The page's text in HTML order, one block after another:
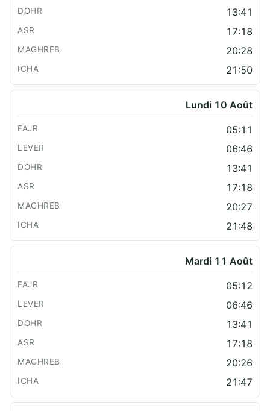
13:41
17:18
20:28
21:50
Lundi 10 Août
05:11
06:46
13:41
17:18
20:27
21:48
Mardi 11 Août
05:12
06:46
13:41
17:18
20:26
21:47